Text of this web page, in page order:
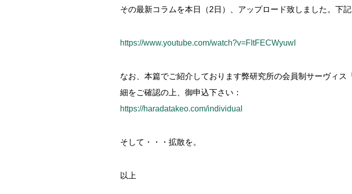
その最新コラムを本日（2日）、アップロード致しました。下記
https://www.youtube.com/watch?v=FItFECWyuwI
なお、本篇でご紹介しております弊研究所の会員制サーヴィ
細をご確認の上、御申込下さい：
https://haradatakeo.com/individual
そして・・・拡散を。
以上